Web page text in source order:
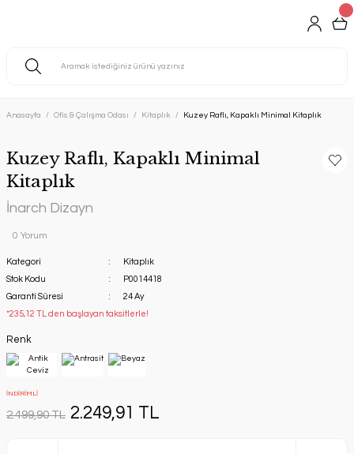
Anasayfa Ofis & Çalışma Odası Kitaplık Kuzey Raflı, Kapaklı Minimal Kitaplık
Kuzey Raflı, Kapaklı Minimal
Kitaplık
İnarch Dizayn
0 Yorum
Kategori
Kitaplık
Stok Kodu
P0014418
Garanti Süresi
24 Ay
*235,12 TL den başlayan taksitlerle!
Renk
İNDİRİMLİ
2.499,90 TL 2.249,91 TL